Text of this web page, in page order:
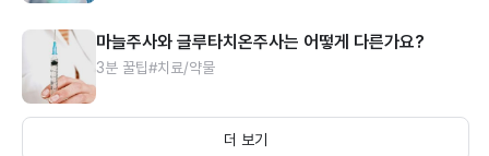
마늘주사와 글루타치온주사는 어떻게 다른가요?
3분 꿀팁#치료/약물
더 보기